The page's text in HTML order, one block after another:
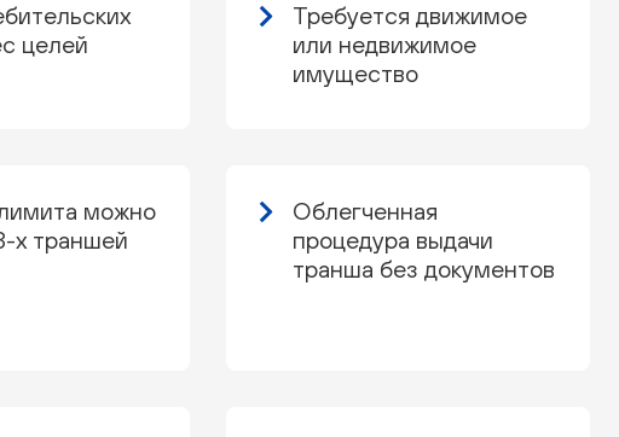
целей
Требуется движимое
или недвижимое
имущество
можно
х траншей
Облегченная
процедура выдачи
транша без документов